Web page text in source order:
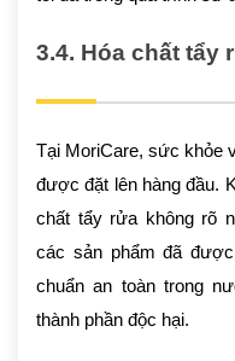
3.4. Hóa chất tẩy
Tại MoriCare, sức khỏe
được đặt lên hàng đầu.
chất tẩy rửa không rõ
các sản phẩm đã
chuẩn an toàn trong
thành phần độc hại.